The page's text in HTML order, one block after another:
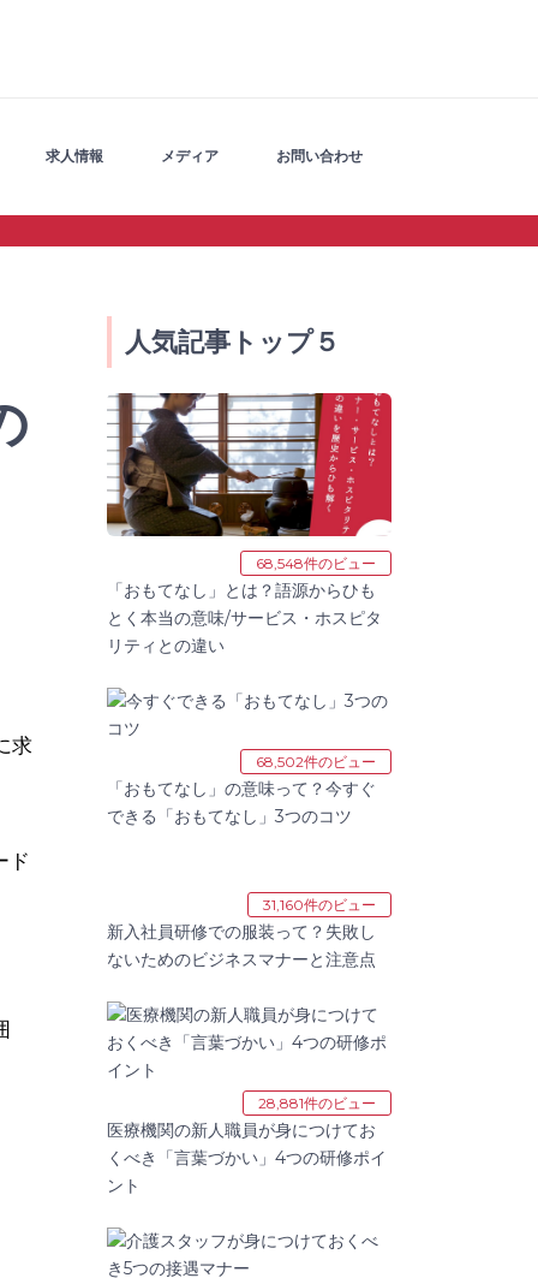
求人情報 メディア お問い合わせ
求
ド
人気記事トップ５
68,548件のビュー
「おもてなし」とは？語源からひも
とく本当の意味/サービス・ホスピタ
リティとの違い
68,502件のビュー
「おもてなし」の意味って？今すぐ
できる「おもてなし」3つのコツ
31,160件のビュー
新入社員研修での服装って？失敗し
ないためのビジネスマナーと注意点
28,881件のビュー
医療機関の新人職員が身につけてお
くべき「言葉づかい」4つの研修ポイ
ント